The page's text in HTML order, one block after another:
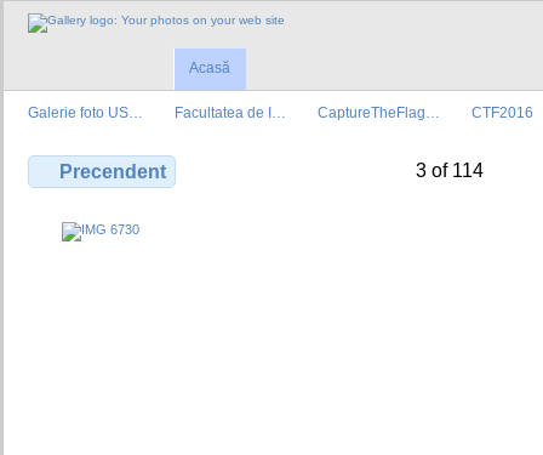
Acasă
Galerie foto US… Facultatea de I… CaptureTheFlag… CTF2016
Precendent 3 of 114